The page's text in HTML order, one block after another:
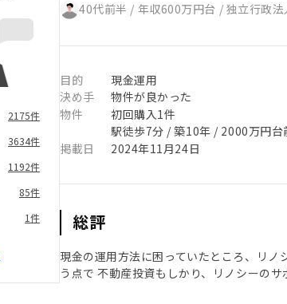
2175件
3634件
1192件
85件
1件
40代前半 / 年収600万円台 / 独立行政
目的
現金運用
決め手
物件が良かった
物件
初回購入1件
駅徒歩7分 / 築10年 / 2000万円台
掲載日
2024年11月24日
総評
現金の運用方法に困っていたところ、リ
う点で 不動産投資もしかり、リノシーの